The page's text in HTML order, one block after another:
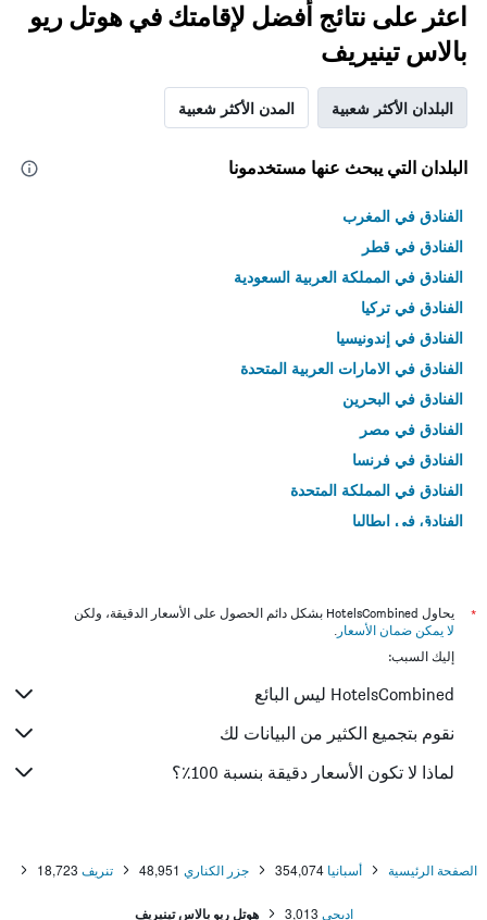
اعثر على نتائج أفضل لإقامتك في هوتل ريو
بالاس تينيريف
البلدان الأكثر شعبية المدن الأكثر شعبية
البلدان التي يبحث عنها مستخدمونا
الفنادق في المغرب
الفنادق في قطر
الفنادق في المملكة العربية السعودية
الفنادق في تركيا
الفنادق في إندونيسيا
الفنادق في الامارات العربية المتحدة
الفنادق في البحرين
الفنادق في مصر
الفنادق في فرنسا
الفنادق في المملكة المتحدة
الفنادق في إيطاليا
*
يحاول HotelsCombined بشكل دائم الحصول على الأسعار الدقيقة، ولكن
لا يمكن ضمان الأسعار .
إليك السبب:
HotelsCombined ليس البائع
نقوم بتجميع الكثير من البيانات لك
لماذا لا تكون الأسعار دقيقة بنسبة 100٪؟
الصفحة الرئيسية أسبانيا 354,074 جزر الكناري 48,951 تنريف 18,723
اديجي 3,013 هوتل ريو بالاس تينيريف